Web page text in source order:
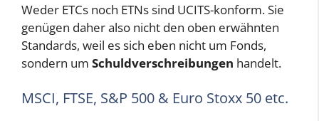
Weder ETCs noch ETNs sind UCITS-konform. Sie
genügen daher also nicht den oben erwähnten
Standards, weil es sich eben nicht um Fonds,
sondern um Schuldverschreibungen handelt.
MSCI, FTSE, S&P 500 & Euro Stoxx 50 etc.